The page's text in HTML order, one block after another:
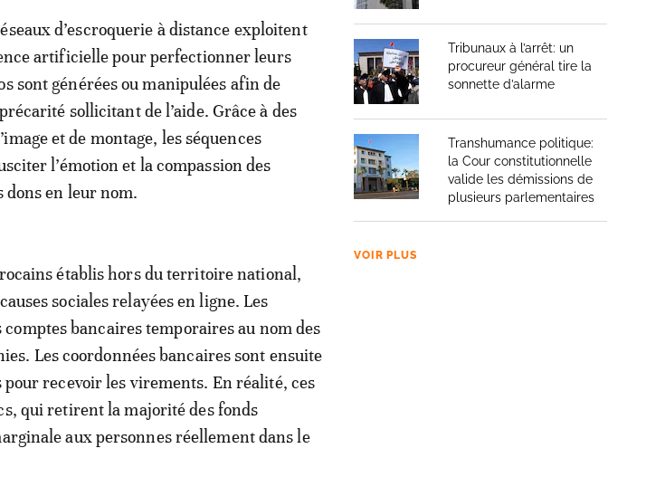
d’escroquerie à distance exploitent
artificielle pour perfectionner leurs
sont générées ou manipulées afin de
sollicitant de l’aide. Grâce à des
et de montage, les séquences
l’émotion et la compassion des
dons en leur nom.
établis hors du territoire national,
sociales relayées en ligne. Les
bancaires temporaires au nom des
Les coordonnées bancaires sont ensuite
recevoir les virements. En réalité, ces
qui retirent la majorité des fonds
aux personnes réellement dans le
Tribunaux à l’arrêt: un
procureur général tire la
sonnette d’alarme
Transhumance politique:
la Cour constitutionnelle
valide les démissions de
plusieurs parlementaires
VOIR PLUS